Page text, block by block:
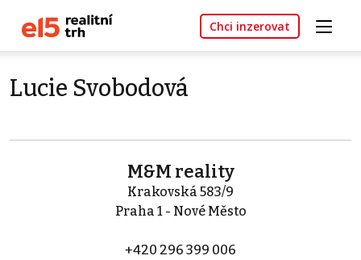
Chci inzerovat
Lucie Svobodová
M&M reality
Krakovská 583/9
Praha 1 - Nové Město
+420 296 399 006